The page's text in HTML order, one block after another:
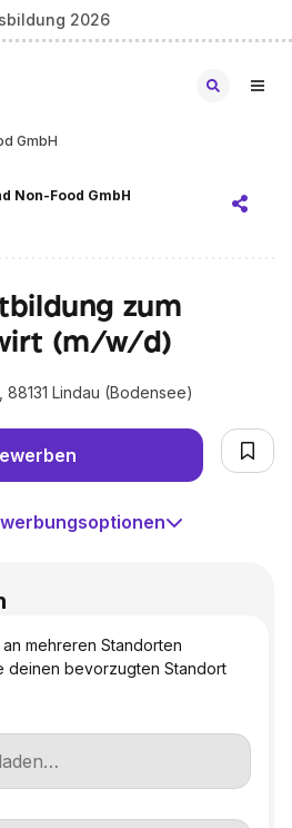
2026
GmbH
Non-Food GmbH
zum
(m/w/d)
Lindau (Bodensee)
mehreren Standorten
deinen bevorzugten Standort